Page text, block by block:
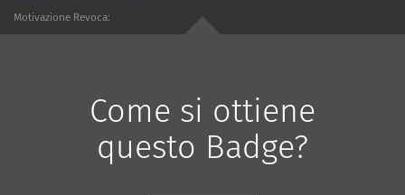
Motivazione Revoca:
Come si ottiene
questo Badge?